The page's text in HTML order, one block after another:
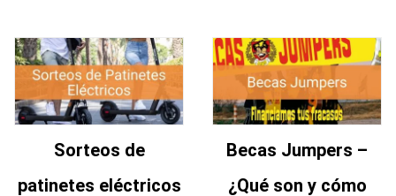
Sorteos de
patinetes eléctricos
Becas Jumpers –
¿Qué son y cómo